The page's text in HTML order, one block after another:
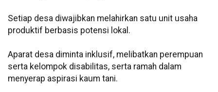
Setiap desa diwajibkan melahirkan satu unit usaha
produktif berbasis potensi lokal.
Aparat desa diminta inklusif, melibatkan perempuan
serta kelompok disabilitas, serta ramah dalam
menyerap aspirasi kaum tani.